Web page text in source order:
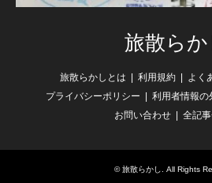
旅散らか
旅散らかしとは 利用規約
よく
プライバシーポリシー
利用者情報の
お問い合わせ
全記
©旅散らかし . All Rights